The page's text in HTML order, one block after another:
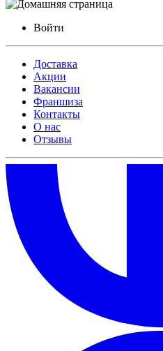
Войти
Доставка
Акции
Вакансии
Франшиза
Контакты
О нас
Отзывы